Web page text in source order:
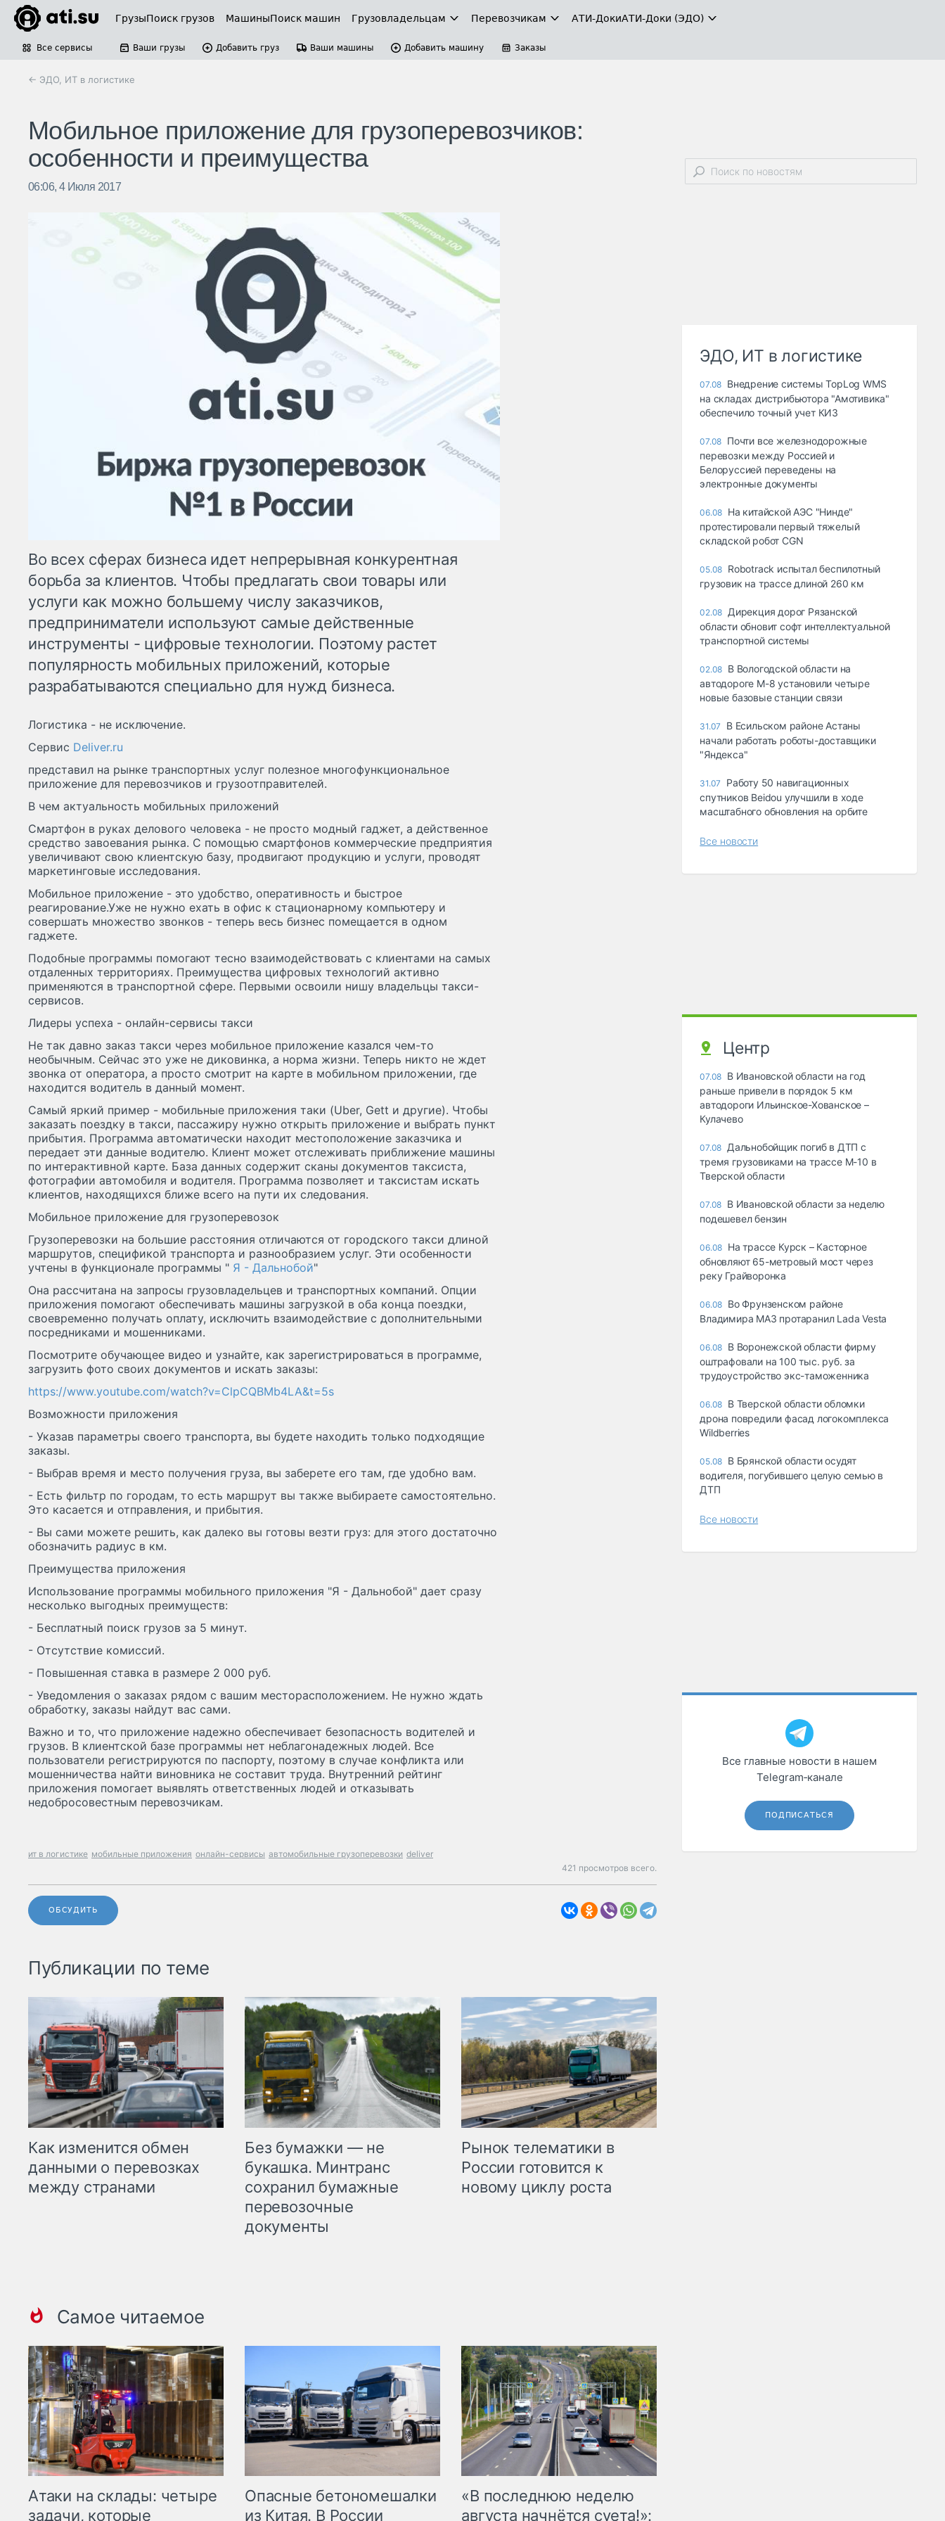
ГрузыПоиск грузов МашиныПоиск машин Грузовладельцам Перевозчикам АТИ-ДокиАТИ-Доки (ЭДО)
Все сервисы Ваши грузы Добавить груз Ваши машины Добавить машину Заказы
← ЭДО, ИТ в логистике
Мобильное приложение для грузоперевозчиков:
особенности и преимущества
06:06, 4 Июля 2017
Во всех сферах бизнеса идет непрерывная конкурентная
борьба за клиентов. Чтобы предлагать свои товары или
услуги как можно большему числу заказчиков,
предприниматели используют самые действенные
инструменты - цифровые технологии. Поэтому растет
популярность мобильных приложений, которые
разрабатываются специально для нужд бизнеса.
Логистика - не исключение.
Cервис Deliver.ru
представил на рынке транспортных услуг полезное многофункциональное
приложение для перевозчиков и грузоотправителей.
В чем актуальность мобильных приложений
Смартфон в руках делового человека - не просто модный гаджет, а действенное
средство завоевания рынка. С помощью смартфонов коммерческие предприятия
увеличивают свою клиентскую базу, продвигают продукцию и услуги, проводят
маркетинговые исследования.
Мобильное приложение - это удобство, оперативность и быстрое
реагирование.Уже не нужно ехать в офис к стационарному компьютеру и
совершать множество звонков - теперь весь бизнес помещается в одном
гаджете.
Подобные программы помогают тесно взаимодействовать с клиентами на самых
отдаленных территориях. Преимущества цифровых технологий активно
применяются в транспортной сфере. Первыми освоили нишу владельцы такси-
сервисов.
Лидеры успеха - онлайн-сервисы такси
Не так давно заказ такси через мобильное приложение казался чем-то
необычным. Сейчас это уже не диковинка, а норма жизни. Теперь никто не ждет
звонка от оператора, а просто смотрит на карте в мобильном приложении, где
находится водитель в данный момент.
Самый яркий пример - мобильные приложения таки (Uber, Gett и другие). Чтобы
заказать поездку в такси, пассажиру нужно открыть приложение и выбрать пункт
прибытия. Программа автоматически находит местоположение заказчика и
передает эти данные водителю. Клиент может отслеживать приближение машины
по интерактивной карте. База данных содержит сканы документов таксиста,
фотографии автомобиля и водителя. Программа позволяет и таксистам искать
клиентов, находящихся ближе всего на пути их следования.
Мобильное приложение для грузоперевозок
Грузоперевозки на большие расстояния отличаются от городского такси длиной
маршрутов, спецификой транспорта и разнообразием услуг. Эти особенности
учтены в функционале программы " Я - Дальнобой"
Она рассчитана на запросы грузовладельцев и транспортных компаний. Опции
приложения помогают обеспечивать машины загрузкой в оба конца поездки,
своевременно получать оплату, исключить взаимодействие с дополнительными
посредниками и мошенниками.
Посмотрите обучающее видео и узнайте, как зарегистрироваться в программе,
загрузить фото своих документов и искать заказы:
https://www.youtube.com/watch?v=ClpCQBMb4LA&t=5s
Возможности приложения
- Указав параметры своего транспорта, вы будете находить только подходящие
заказы.
- Выбрав время и место получения груза, вы заберете его там, где удобно вам.
- Есть фильтр по городам, то есть маршрут вы также выбираете самостоятельно.
Это касается и отправления, и прибытия.
- Вы сами можете решить, как далеко вы готовы везти груз: для этого достаточно
обозначить радиус в км.
Преимущества приложения
Использование программы мобильного приложения "Я - Дальнобой" дает сразу
несколько выгодных преимуществ:
- Бесплатный поиск грузов за 5 минут.
- Отсутствие комиссий.
- Повышенная ставка в размере 2 000 руб.
- Уведомления о заказах рядом с вашим месторасположением. Не нужно ждать
обработку, заказы найдут вас сами.
Важно и то, что приложение надежно обеспечивает безопасность водителей и
грузов. В клиентской базе программы нет неблагонадежных людей. Все
пользователи регистрируются по паспорту, поэтому в случае конфликта или
мошенничества найти виновника не составит труда. Внутренний рейтинг
приложения помогает выявлять ответственных людей и отказывать
недобросовестным перевозчикам.
ит в логистике мобильные приложения онлайн-сервисы автомобильные грузоперевозки deliver
421 просмотров всего.
ОБСУДИТЬ
Публикации по теме
Как изменится обмен
данными о перевозках
между странами
Без бумажки — не
букашка. Минтранс
сохранил бумажные
перевозочные
документы
Рынок телематики в
России готовится к
новому циклу роста
Самое читаемое
Атаки на склады: четыре
задачи, которые
Опасные бетономешалки
из Китая. В России
«В последнюю неделю
августа начнётся суета!»:
ЭДО, ИТ в логистике
07.08 Внедрение системы TopLog WMS
на складах дистрибьютора "Амотивика"
обеспечило точный учет КИЗ
07.08 Почти все железнодорожные
перевозки между Россией и
Белоруссией переведены на
электронные документы
06.08 На китайской АЭС "Нинде"
протестировали первый тяжелый
складской робот CGN
05.08 Robotrack испытал беспилотный
грузовик на трассе длиной 260 км
02.08 Дирекция дорог Рязанской
области обновит софт интеллектуальной
транспортной системы
02.08 В Вологодской области на
автодороге М-8 установили четыре
новые базовые станции связи
31.07
В Есильском районе Астаны
начали работать роботы-доставщики
"Яндекса"
31.07
Работу 50 навигационных
спутников Beidou улучшили в ходе
масштабного обновления на орбите
Все новости
Центр
07.08 В Ивановской области на год
раньше привели в порядок 5 км
автодороги Ильинское-Хованское –
Кулачево
07.08 Дальнобойщик погиб в ДТП с
тремя грузовиками на трассе М-10 в
Тверской области
07.08 В Ивановской области за неделю
подешевел бензин
06.08 На трассе Курск – Касторное
обновляют 65-метровый мост через
реку Грайворонка
06.08 Во Фрунзенском районе
Владимира МАЗ протаранил Lada Vesta
06.08 В Воронежской области фирму
оштрафовали на 100 тыс. руб. за
трудоустройство экс-таможенника
06.08 В Тверской области обломки
дрона повредили фасад логокомплекса
Wildberries
05.08 В Брянской области осудят
водителя, погубившего целую семью в
ДТП
Все новости
Все главные новости в нашем
Telegram‑канале
ПОДПИСАТЬСЯ